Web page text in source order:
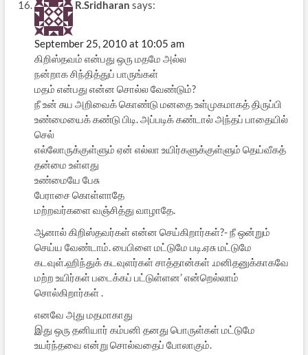
R.Sridharan says:
September 25, 2010 at 10:05 am
கிறிஸ்தவம் என்பது ஒரு மதமே அல்ல
நன்றாக சிந்தித்துப் பாருங்கள்
மதம் என்பது என்ன சொல்ல வேண்டும்?
நீ உன் சுய அறிவைக் கொண்டு மனதை உள்முகமாகத் திருப்பி
உண்மையைக் கண்டு பிடி. அப்படிக் கண்டால் அந்தப் பாதையில்
செல்
எல்லோருக்குள்ளும் ஏன் எல்லா உயிர்களுக்குள்ளும் தெய்வீகத்
தன்மை உள்ளது
உண்மையே பேசு
பேராசை கொள்ளாதே
மற்றவர்களை வஞ்சித்து வாழாதே.
ஆனால் கிறிஸ்தவர்கள் என்ன செய்கிறார்கள்?- நீ ஒன்றும்
செய்ய வேண்டாம். பைபிளை மட்டுமே படி.ஏசு மட்டுமே
கடவுள்.ஹிந்துக் கடவுளர்கள் சாத்தான்கள் .மனிதனுக்காகவே
மற்ற உயிர்கள் படைக்கப் பட்டுள்ளன’ என்றெல்லாம்
சொல்கிறார்கள் .
எனவே அது மதமாகாது
இது ஒரு தனியார் கம்பனி தனது பொருள்கள் மட்டுமே
உயர்ந்தவை என்று சொல்வதைப் போலாகும்.